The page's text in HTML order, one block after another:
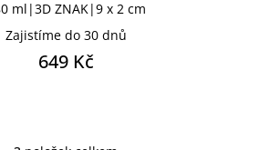
ml|3D ZNAK|9 x 2 cm
Zajistíme do 30 dnů
649 Kč